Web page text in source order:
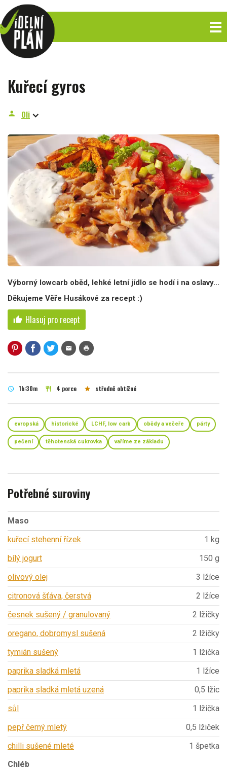
Kuřecí gyros
person Oli
Výborný lowcarb oběd, lehké letní jídlo se hodí i na oslavy...
Děkujeme Věře Husákové za recept :)
thumb_up Hlasuj pro recept
mail print
schedule 1h:30m restaurant 4 porce star středně obtížné
evropská historické LCHF, low carb obědy a večeře párty
pečení těhotenská cukrovka vaříme ze základu
Potřebné suroviny
Maso
kuřecí stehenní řízek
1 kg
bílý jogurt
150 g
olivový olej
3 lžíce
citronová šťáva, čerstvá
2 lžíce
česnek sušený / granulovaný
2 lžičky
oregano, dobromysl sušená
2 lžičky
tymián sušený
1 lžička
paprika sladká mletá
1 lžíce
paprika sladká mletá uzená
0,5 lžic
sůl
1 lžička
pepř černý mletý
0,5 lžiček
chilli sušené mleté
1 špetka
Chléb